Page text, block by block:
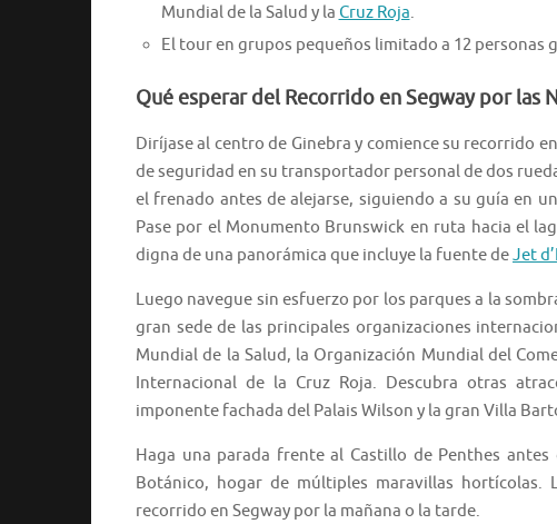
Mundial de la Salud y la Cruz Roja.
El tour en grupos pequeños limitado a 12 personas
Qué esperar del Recorrido en Segway por las
Diríjase al centro de Ginebra y comience su recorrido
de seguridad en su transportador personal de dos
el frenado antes de alejarse, siguiendo a su guía en
Pase por el Monumento Brunswick en ruta hacia el
digna de una panorámica que incluye la fuente deJet
Luego navegue sin esfuerzo por los parques a la
gran sede de las principales organizaciones
Mundial de la Salud, la Organización Mundial del
Internacional de la Cruz Roja. Descubra otras
imponente fachada del Palais Wilson y la gran Villa
Haga una parada frente al Castillo de Penthes
Botánico, hogar de múltiples maravillas
recorrido en Segway por la mañana o la tarde.